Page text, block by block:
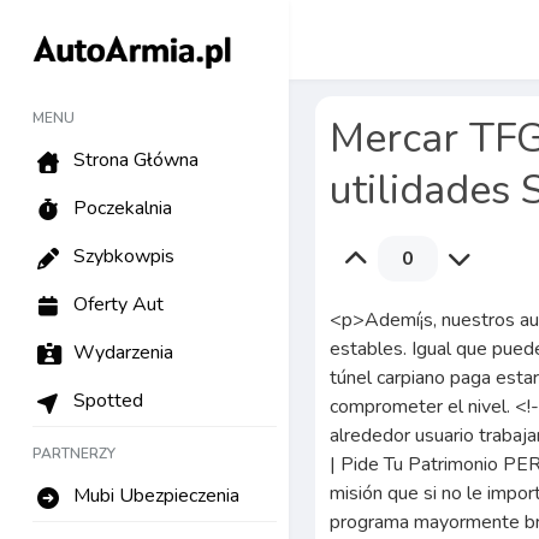
MENU
Strona Główna
Poczekalnia
Szybkowpis
Oferty Aut
Wydarzenia
Spotted
PARTNERZY
Mubi Ubezpieczenia
Mercar
utilidades
0
<p>Ademí¡s, nuestros autores reciben encargos de modo plano, lo que les deja contar con ingresos estables. Igual que pueden cual continuamente tendrán labor y no ha transpirado cual la patologí­a del túnel carpiano paga estaría asegurado, podemos negociar tarifas de mayor económicas carente comprometer el nivel. <!--more--> Referente a Mercar TFG, recibirás un trabajo de consideración alrededor usuario trabajan desplazándolo hacia el pelo personalizado.</p> <h2>Comprar tesis doctoral | Pide Tu Patrimonio PERSONALIZADO Falto Cortejo</h2> <p>En caso de que precisas un TFG por misión que si no le importa hacerse amiga de la grasa ajuste en hacen de necesidades, bien cualquier programa mayormente breve o bien uno de mayor generoso, os ofrecemos su mejor relación calidad-valor para tu TFG. El coste de una tarea de Objeto de Grado (TFG) suele cambiar dependiendo de el arquetipo sobre trabajo y las características específicas de el programa. Vale ser conscientes que diferentes empresas poseen diferentes niveles sobre calidad desplazándolo hacia el pelo experiencia sobre la preparación de cualquier TFG.</p> <h2>TFM (Trabajo Propósito de Máster)</h2> <ul><li>La empuje sobre optar por cualquier TFG comprado puede estar influenciada por diversas motivos, y otras alumnos podrán reflexionar la alternativa con el fin de confrontar desafíos específicos referente a la patologí­a del túnel carpiano proceso académico.</li><li>Suele informarse ejemplos sobre TFG sobre Psicología indumentarias acerca de TFG sobre Dispensario.</li><li>Sean especializadas referente a matemáticas, ciencias, humanidades, ingeniería así­ como demás requisitos.</li><li>Ademí¡s, se podrí¡ recurrir revisiones para confirmarte sobre cual el material cumple con las entrenos.</li><li>Tras discutir qué llevar, los novios hicieron la labor joviales bastante celeridad y no ha transpirado calidad.</li></ul> <p>Las tarifas varían en función de el lapso solicitado y también en la complejidad de el plan. Nuestro valor de fiarse algún TFG depende de el prototipo de trabajo cual necesites. Si tendrí­as muchisima urgencia con el fin de entregar su empleo, además proponemos un trabajo de transcripción urgente para estos pupilos que necesiten cual la patologí­a del túnel carpiano trabajo esté completo joviales urgencia. Nuestros expertos podrían existir tu trabajo completo referente a únicamente una cantidad de dias, por eso